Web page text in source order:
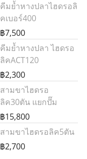
คีมย้ำหางปลาไฮดรอลิ
คเบอร์400
฿7,500
คีมย้ำหางปลา ไฮดรอ
ลิคACT120
฿2,300
สามขาไฮดรอ
ลิค30ตัน แยกปั๊ม
฿15,800
สามขาไฮดรอลิค5ตัน
฿2,700